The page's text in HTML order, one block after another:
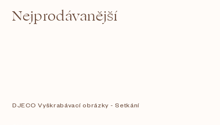
Nejprodávanější
DJECO Vyškrabávací obrázky - Setkání